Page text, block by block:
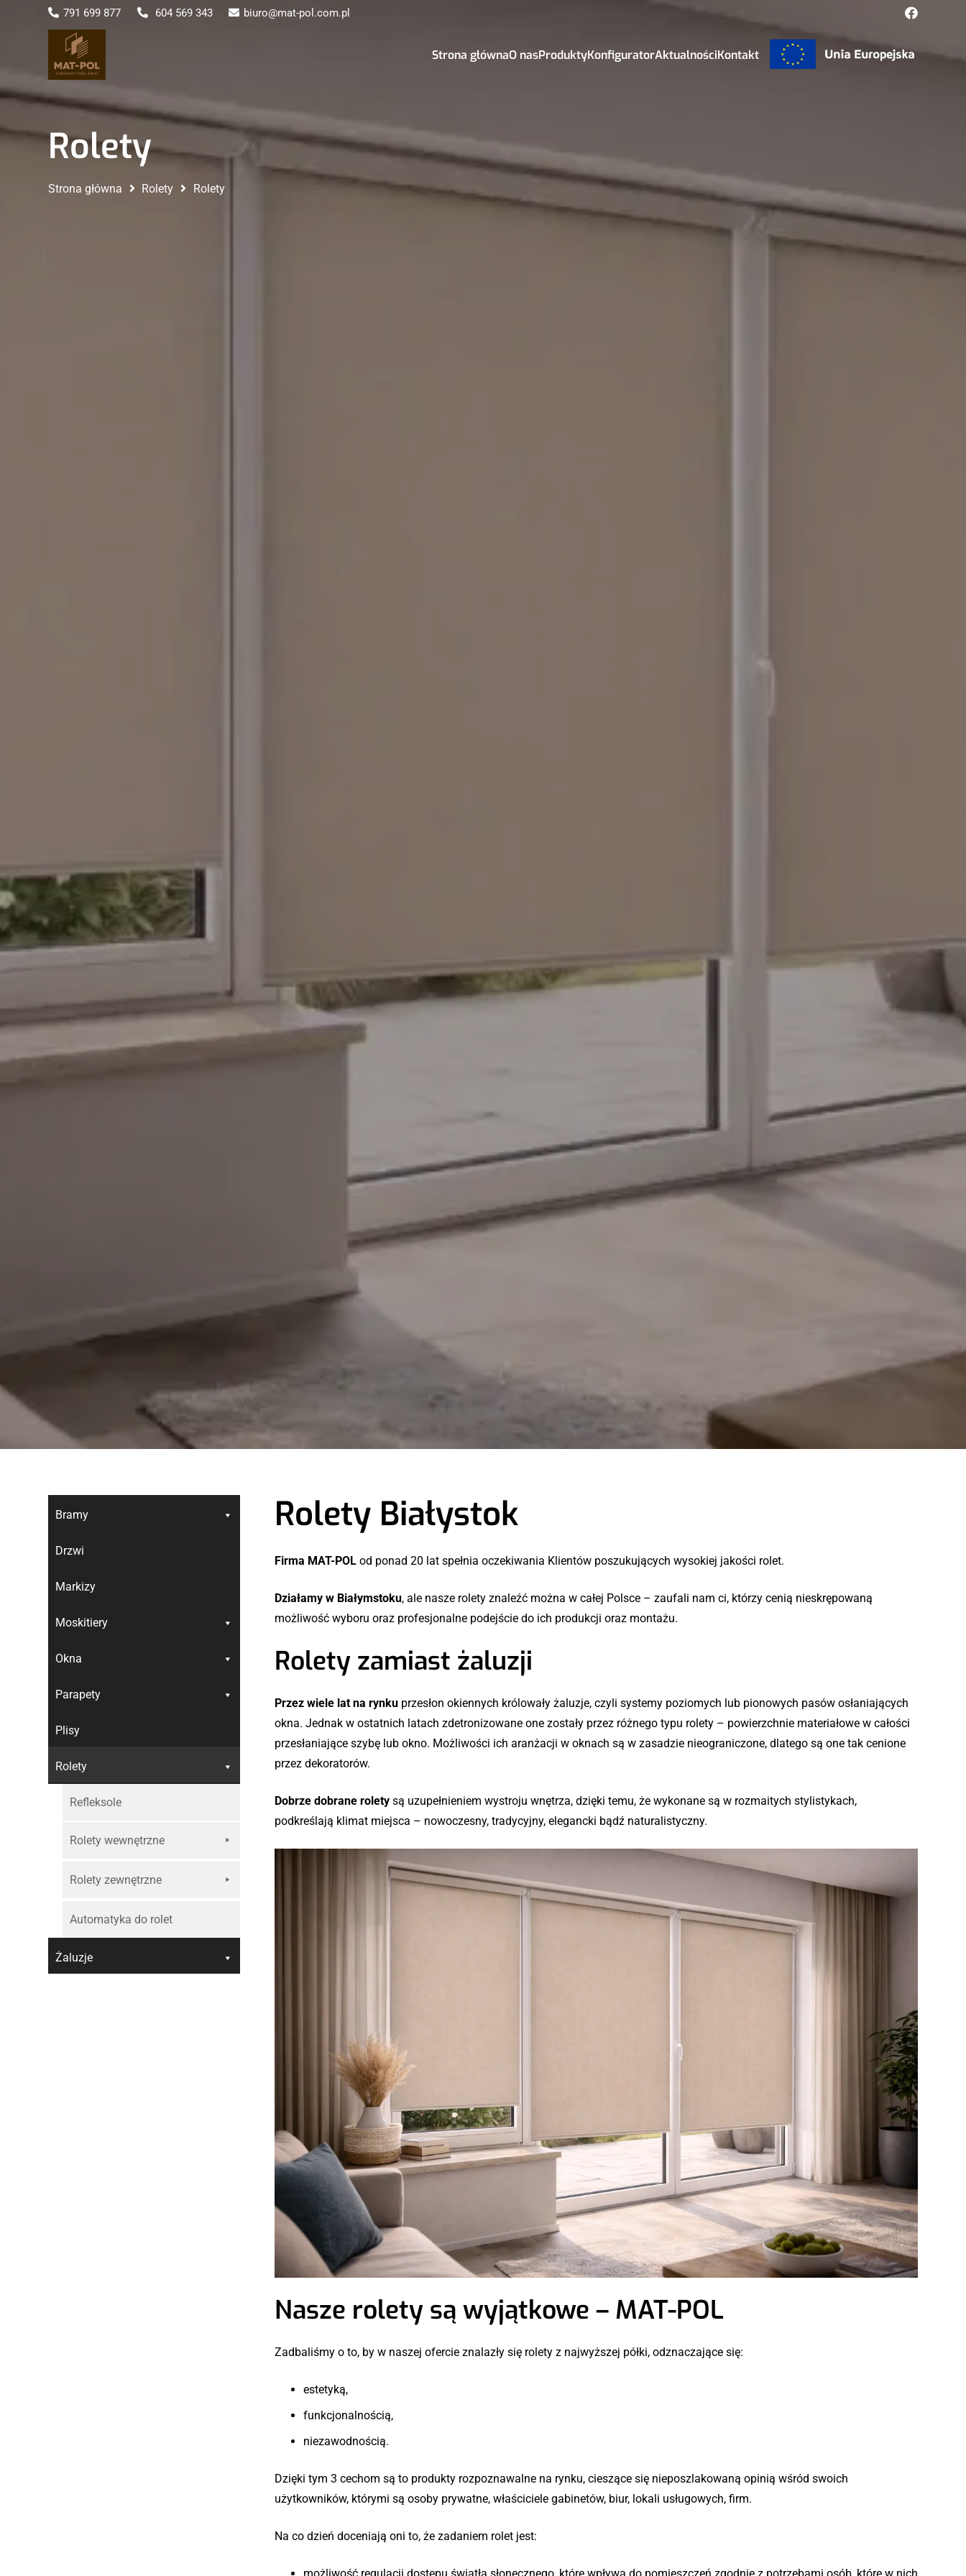
791 699 877 604 569 343 biuro@mat-pol.com.pl
Strona głównaO nasProduktyKonfiguratorAktualnościKontakt
Rolety
Strona główna Rolety Rolety
Bramy
Drzwi
Markizy
Moskitiery
Okna
Parapety
Plisy
Rolety
Refleksole
Rolety wewnętrzne
Rolety zewnętrzne
Automatyka do rolet
Żaluzje
Rolety Białystok
Firma MAT-POLod ponad 20 lat spełnia oczekiwania Klientów poszukujących wysokiej jakości rolet.
Działamy w Białymstoku, ale nasze rolety znaleźć można w całej Polsce – zaufali nam ci, którzy cenią nieskrępowaną
możliwość wyboru oraz profesjonalne podejście do ich produkcji oraz montażu.
Rolety zamiast żaluzji
Przez wiele lat na rynkuprzesłon okiennych królowały żaluzje, czyli systemy poziomych lub pionowych pasów osłaniających
okna. Jednak w ostatnich latach zdetronizowane one zostały przez różnego typu rolety – powierzchnie materiałowe w całości
przesłaniające szybę lub okno. Możliwości ich aranżacji w oknach są w zasadzie nieograniczone, dlatego są one tak cenione
przez dekoratorów.
Dobrze dobrane roletysą uzupełnieniem wystroju wnętrza, dzięki temu, że wykonane są w rozmaitych stylistykach,
podkreślają klimat miejsca – nowoczesny, tradycyjny, elegancki bądź naturalistyczny.
Nasze rolety są wyjątkowe – MAT-POL
Zadbaliśmy o to, by w naszej ofercie znalazły się rolety z najwyższej półki, odznaczające się:
estetyką,
funkcjonalnością,
niezawodnością.
Dzięki tym 3 cechom są to produkty rozpoznawalne na rynku, cieszące się nieposzlakowaną opinią wśród swoich
użytkowników, którymi są osoby prywatne, właściciele gabinetów, biur, lokali usługowych, firm.
Na co dzień doceniają oni to, że zadaniem rolet jest: